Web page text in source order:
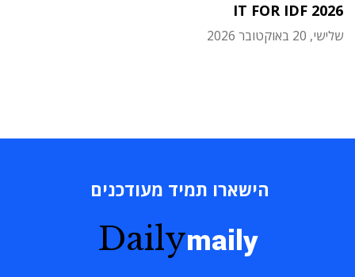
IT FOR IDF 2026
שלישי, 20 באוקטובר 2026
הישארו תמיד מעודכנים
Dailymaily